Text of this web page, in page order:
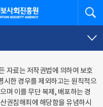
원
자료는 저작권법에 의하여 보호
시한 경우를 제외하고는 원칙적으
며 이를 무단 복제, 배포하는 경
권침해죄에 해당함을 유념하시